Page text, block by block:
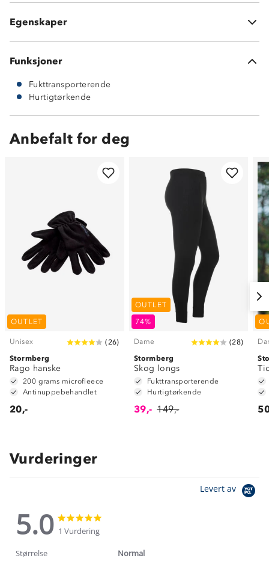
Egenskaper
Rapid-dry knit
Funksjoner
Fukttransporterende
Hurtigtørkende
Anbefalt for deg
OUTLET
Unisex ( 26)
Stormberg
Rago hanske
200 grams microfleece
Antinuppebehandlet
20,-
OUTLET
74%
Dame (28)
Stormberg
Skog longs
Fukttransporterende
Hurtigtørkende
39,- 149,-
Vurderinger
Levert av
5.0
5.0
star
rating
1 Vurdering
Størrelse Normal